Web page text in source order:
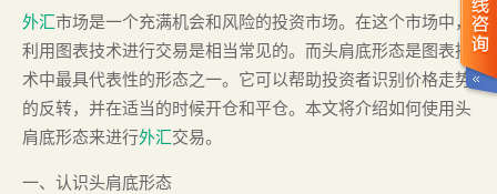
外汇市场是一个充满机会和风险的投资市场。在这个市场中，
利用图表技术进行交易是相当常见的。而头肩底形态是图表技
术中最具代表性的形态之一。它可以帮助投资者识别价格走势
的反转，并在适当的时候开仓和平仓。本文将介绍如何使用头
肩底形态来进行外汇交易。
一、认识头肩底形态